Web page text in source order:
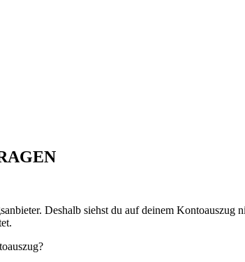
Deshalb siehst du auf deinem